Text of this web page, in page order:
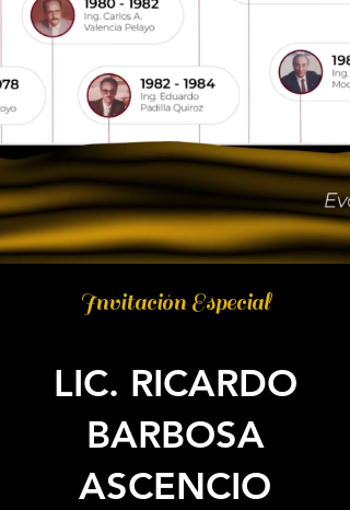
Invitación Especial
LIC. RICARDO
BARBOSA
ASCENCIO